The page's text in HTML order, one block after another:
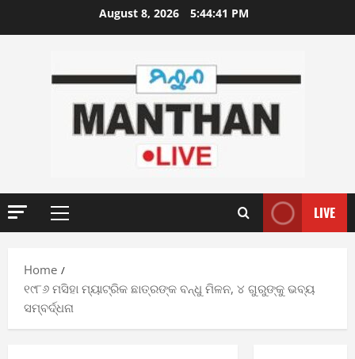
August 8, 2026 5:44:42 PM
Primary
LIVE
Home
୧୯୮୬ ମସିହା ମ୍ୟାଟ୍ରିକ ଛାତ୍ରଙ୍କ ବନ୍ଧୁ ମିଳନ, ୪ ଗୁରୁଙ୍କୁ ଭବ୍ୟ
ସମ୍ବର୍ଦ୍ଧନା